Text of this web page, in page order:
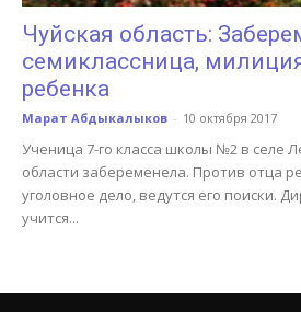
Чуйская область:
семиклассница,
ребенка
Марат Абдыкалыков - 10 октября 2017
Ученица 7-го класса школы №2 в селе
области забеременела. Против отца
уголовное дело, ведутся его поиски.
учится...